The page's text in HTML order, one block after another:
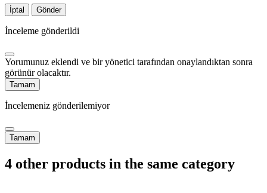
İptal Gönder
İnceleme gönderildi
Yorumunuz eklendi ve bir yönetici tarafından onaylandıktan sonra
görünür olacaktır.
Tamam
İncelemeniz gönderilemiyor
Tamam
4 other products in the same category